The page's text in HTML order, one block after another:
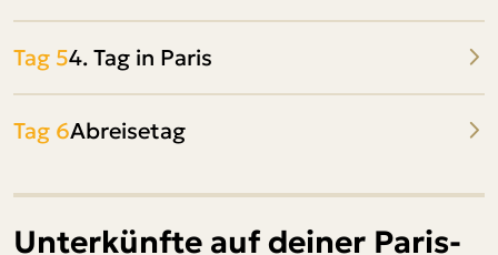
Tag 54. Tag in Paris
Tag 6Abreisetag
Unterkünfte auf deiner Paris-